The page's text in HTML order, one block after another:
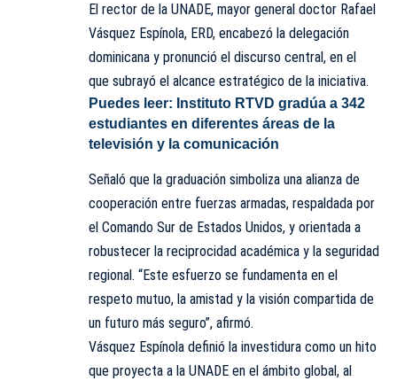
El rector de la UNADE, mayor general doctor Rafael
Vásquez Espínola, ERD, encabezó la delegación
dominicana y pronunció el discurso central, en el
que subrayó el alcance estratégico de la iniciativa.
Puedes leer: Instituto RTVD gradúa a 342
estudiantes en diferentes áreas de la
televisión y la comunicación
Señaló que la graduación simboliza una alianza de
cooperación entre fuerzas armadas, respaldada por
el Comando Sur de Estados Unidos, y orientada a
robustecer la reciprocidad académica y la seguridad
regional. “Este esfuerzo se fundamenta en el
respeto mutuo, la amistad y la visión compartida de
un futuro más seguro”, afirmó.
Vásquez Espínola definió la investidura como un hito
que proyecta a la UNADE en el ámbito global, al